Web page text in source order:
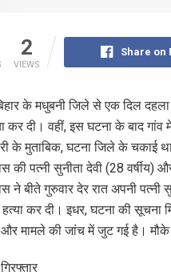
2
VIEWS
Share on
के मधुबनी जिले से एक दिल
कर दी। वहीं, इस घटना के बाद
के मुताबिक, घटना जिले के चकाई
की पत्नी सुनीता देवी (28 वर्षीय)
ने बीते गुरुवार देर रात अपनी
कर दी। इधर, घटना की
और मामले की जांच में जुट गई है। मौके